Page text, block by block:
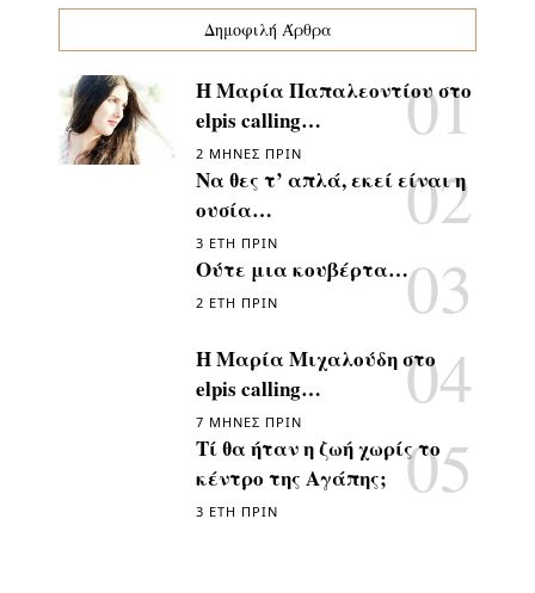
Δημοφιλή Άρθρα
Η Μαρία Παπαλεοντίου στο
elpis calling…
2 ΜΉΝΕΣ ΠΡΙΝ
Να θες τ’ απλά, εκεί είναι η
ουσία…
3 ΈΤΗ ΠΡΙΝ
Ούτε μια κουβέρτα…
2 ΈΤΗ ΠΡΙΝ
Η Μαρία Μιχαλούδη στο
elpis calling…
7 ΜΉΝΕΣ ΠΡΙΝ
Τί θα ήταν η ζωή χωρίς το
κέντρο της Αγάπης;
3 ΈΤΗ ΠΡΙΝ